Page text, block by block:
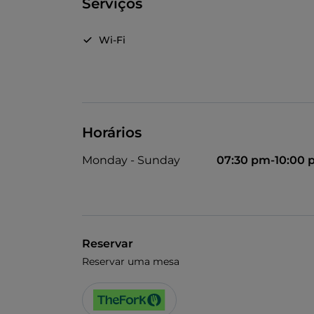
Serviços
Wi-Fi
Horários
Monday - Sunday 07:30 pm-10:00
Reservar
Reservar uma mesa